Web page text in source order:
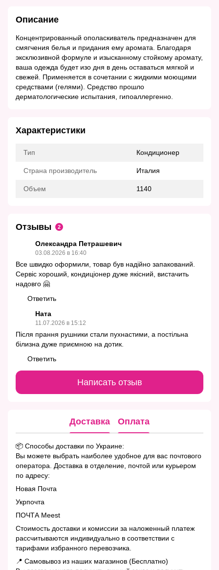
Описание
Концентрированный ополаскиватель предназначен для
смягчения белья и придания ему аромата. Благодаря
эксклюзивной формуле и изысканному стойкому аромату,
ваша одежда будет изо дня в день оставаться мягкой и
свежей. Применяется в сочетании с жидкими моющими
средствами (гелями). Средство прошло
дерматологические испытания, гипоаллергенно.
Характеристики
Тип Кондиционер
Страна производитель Италия
Объем 1140
Отзывы 2
Олександра Петрашевич
03.08.2026 в 16:40
Все швидко оформили, товар був надійно запакований.
Сервіс хороший, кондиціонер дуже якісний, вистачить
надовго 🤗
Ответить
Ната
11.07.2026 в 15:12
Після прання рушники стали пухнастими, а постільна
білизна дуже приємною на дотик.
Ответить
Написать отзыв
Доставка Оплата
📦 Способы доставки по Украине:
Вы можете выбрать наиболее удобное для вас почтового
оператора. Доставка в отделение, почтой или курьером
по адресу:
Новая Почта
Укрпочта
ПОЧТА Meest
Стоимость доставки и комиссии за наложенный платеж
рассчитываются индивидуально в соответствии с
тарифами избранного перевозчика.
📍 Самовывоз из наших магазинов (Бесплатно)